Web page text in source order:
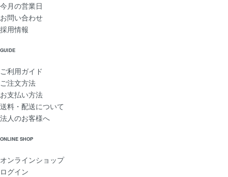
今月の営業日
お問い合わせ
採用情報
GUIDE
ご利用ガイド
ご注文方法
お支払い方法
送料・配送について
法人のお客様へ
ONLINE SHOP
オンラインショップ
ログイン